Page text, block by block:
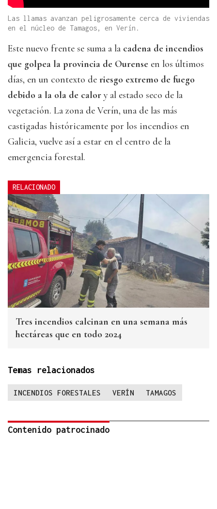
Las llamas avanzan peligrosamente cerca de viviendas
en el núcleo de Tamagos, en Verín.
Este nuevo frente se suma a la cadena de incendios
que golpea la provincia de Ourense en los últimos
días, en un contexto de riesgo extremo de fuego
debido a la ola de calor y al estado seco de la
vegetación. La zona de Verín, una de las más
castigadas históricamente por los incendios en
Galicia, vuelve así a estar en el centro de la
emergencia forestal.
RELACIONADO
Tres incendios calcinan en una semana más
hectáreas que en todo 2024
Temas relacionados
INCENDIOS FORESTALES VERÍN TAMAGOS
Contenido patrocinado